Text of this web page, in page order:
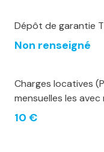
Dépôt de garantie
Non renseigné
Charges locatives
mensuelles les
10 €